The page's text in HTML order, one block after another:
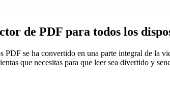
de PDF para todos los
se ha convertido en una parte integral de la
que necesitas para que leer sea divertido y